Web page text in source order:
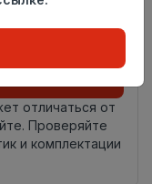
отличаться от
Проверяйте
и комплектации